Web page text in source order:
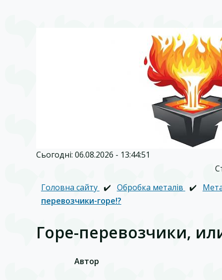
Сьогодні: 06.08.2026 - 13:44:51
Головна сайту ✔️ Обробка металів ✔️
перевозчики-горе!?
Горе-перевозчики,
Автор